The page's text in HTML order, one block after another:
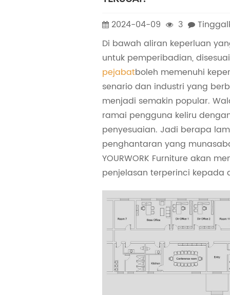
2024-04-09 3
Di bawah aliran keperluan
untuk pemperibadian,
pejabatboleh memenuhi
senario dan industri yang
menjadi semakin popular.
ramai pengguna keliru
penyesuaian. Jadi berapa
penghantaran yang
YOURWORK Furniture akan
penjelasan terperinci kepada